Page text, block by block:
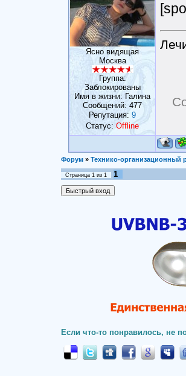
Ясно видящая
Москва
Группа:
Заблокированы
Имя в жизни: Галина
Сообщений: 477
Репутация: 9
Статус: Offline
Форум » Технико-организационный
Страница 1 из 1 1
Если что-то понравилось, не